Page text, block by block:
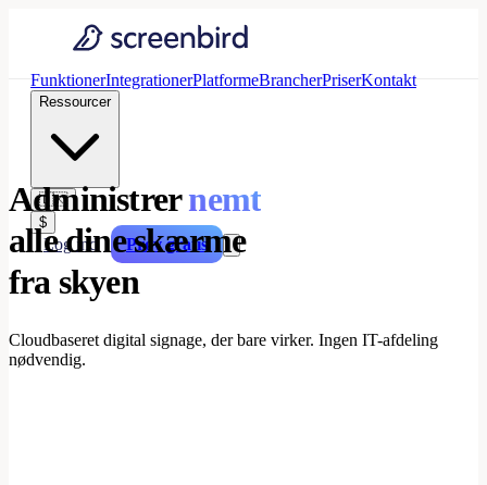
FunktionerIntegrationerPlatformeBrancherPriserKontakt
Ressourcer
🇩🇰
$
Log ind Prøv gratis
Administrernemt
alle dine skærme
fra skyen
Cloudbaseret digital signage, der bare virker. Ingen IT-afdeling
nødvendig.